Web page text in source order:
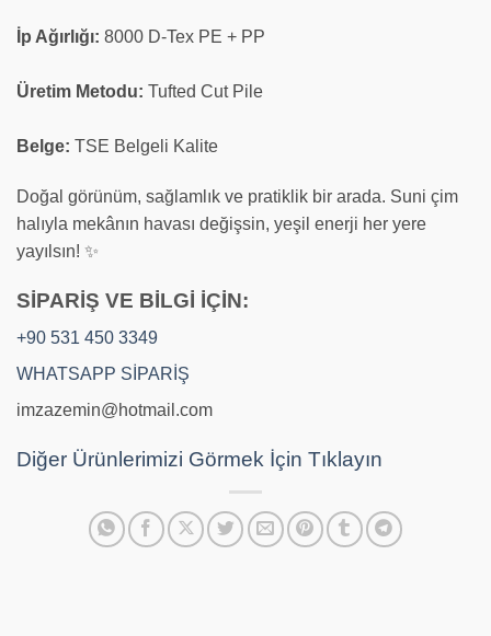
İp Ağırlığı: 8000 D-Tex PE + PP
Üretim Metodu: Tufted Cut Pile
Belge: TSE Belgeli Kalite
Doğal görünüm, sağlamlık ve pratiklik bir arada. Suni çim
halıyla mekânın havası değişsin, yeşil enerji her yere
yayılsın! ✨
SİPARİŞ VE BİLGİ İÇİN:
+90 531 450 3349
WHATSAPP SİPARİŞ
imzazemin@hotmail.com
Diğer Ürünlerimizi Görmek İçin Tıklayın